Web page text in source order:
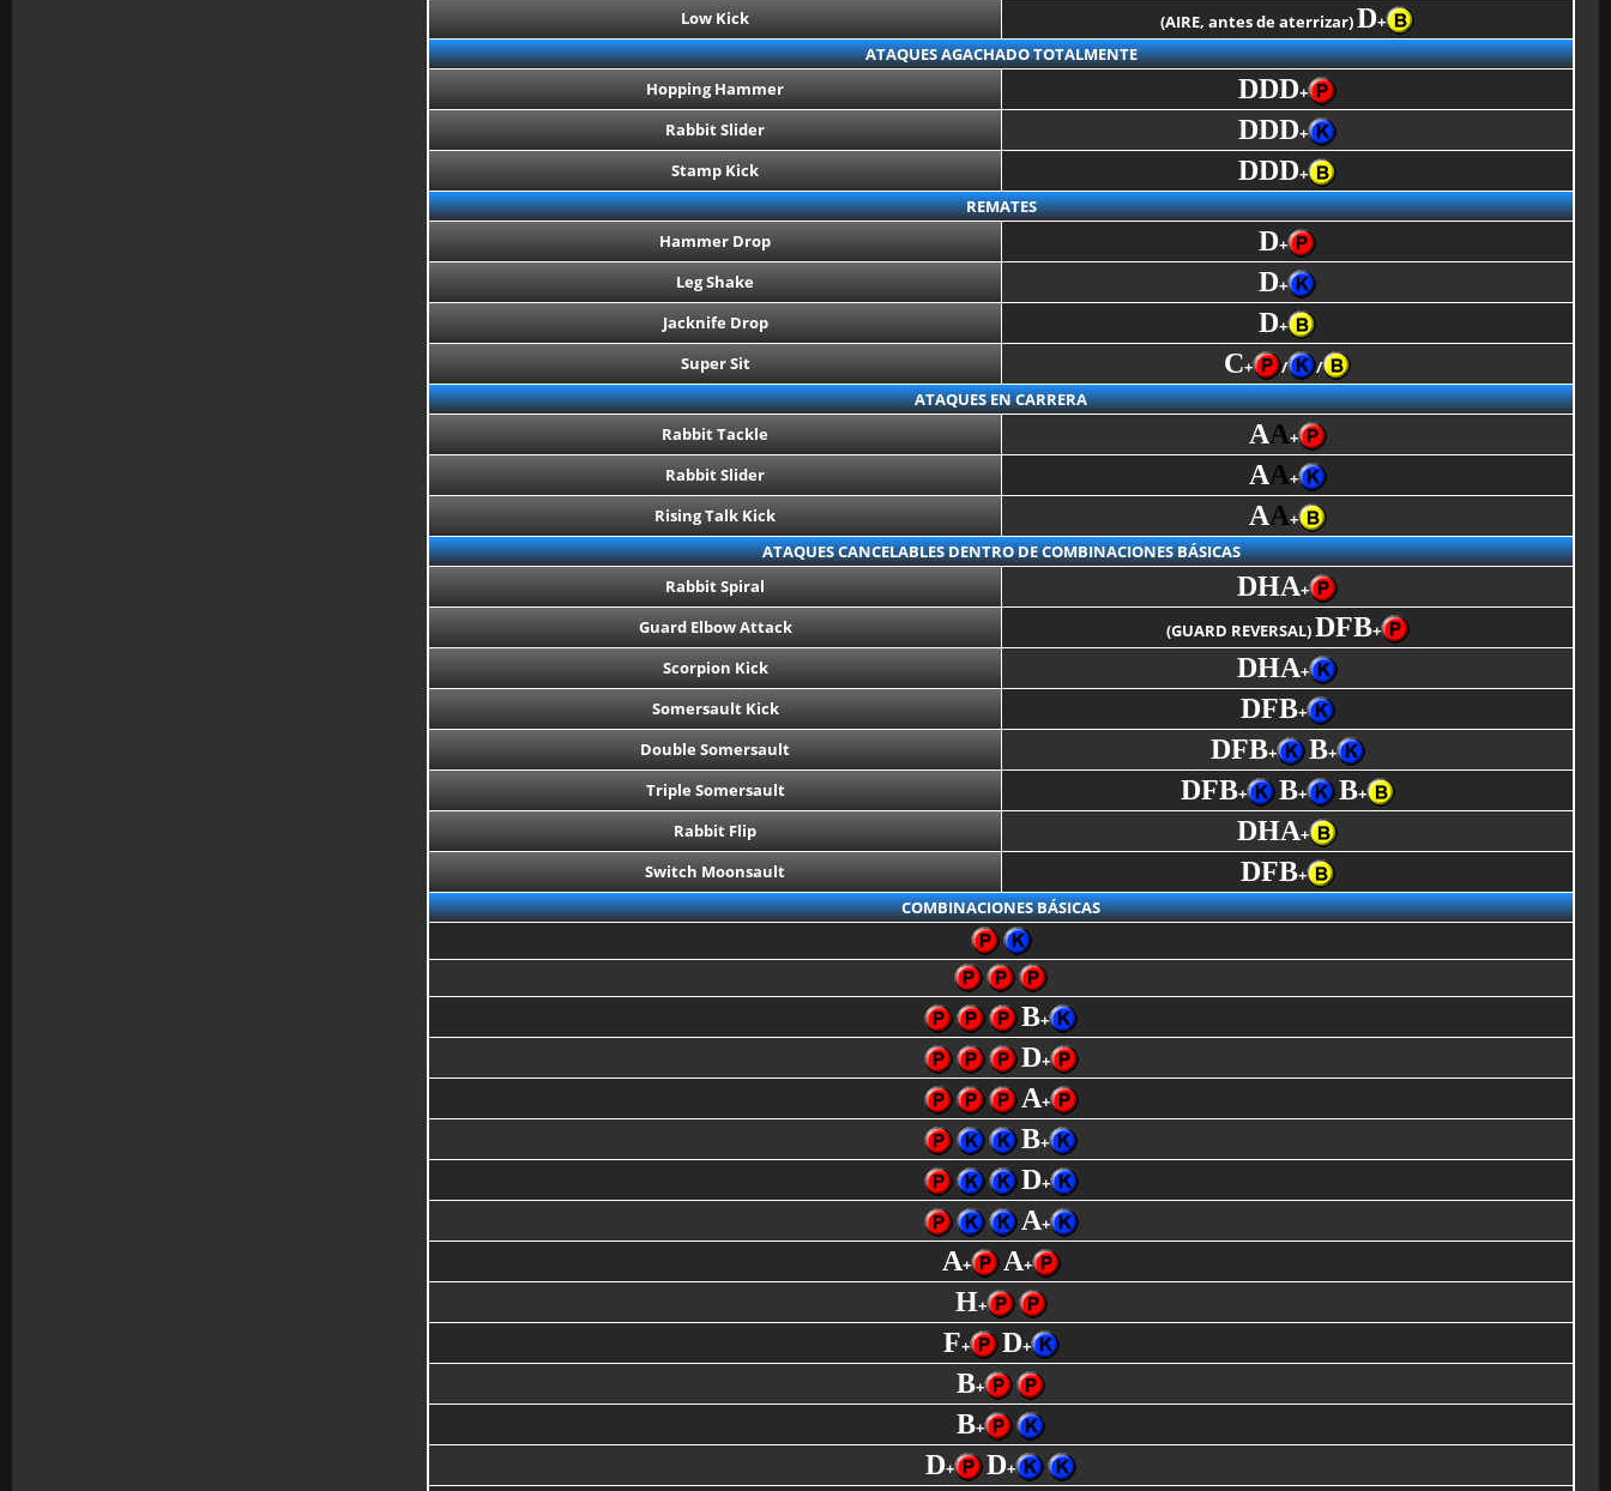
Low Kick
(AIRE, antes de aterrizar)D+
ATAQUES AGACHADO TOTALMENTE
Hopping Hammer
DDD+
Rabbit Slider
DDD+
Stamp Kick
DDD+
REMATES
Hammer Drop
D+
Leg Shake
D+
Jacknife Drop
D+
Super Sit
C+ /
/
ATAQUES EN CARRERA
Rabbit Tackle
AA+
Rabbit Slider
AA+
Rising Talk Kick
AA+
ATAQUES CANCELABLES DENTRO DE COMBINACIONES BÁSICAS
Rabbit Spiral
DHA+
Guard Elbow Attack
(GUARD REVERSAL)DFB+
Scorpion Kick
DHA+
Somersault Kick
DFB+
Double Somersault
DFB+ B+
Triple Somersault
DFB+ B+ B+
Rabbit Flip
DHA+
Switch Moonsault
DFB+
COMBINACIONES BÁSICAS
B+
D+
A+
B+
D+
A+
A+ A+
H+
F+ D+
B+
B+
D+ D+